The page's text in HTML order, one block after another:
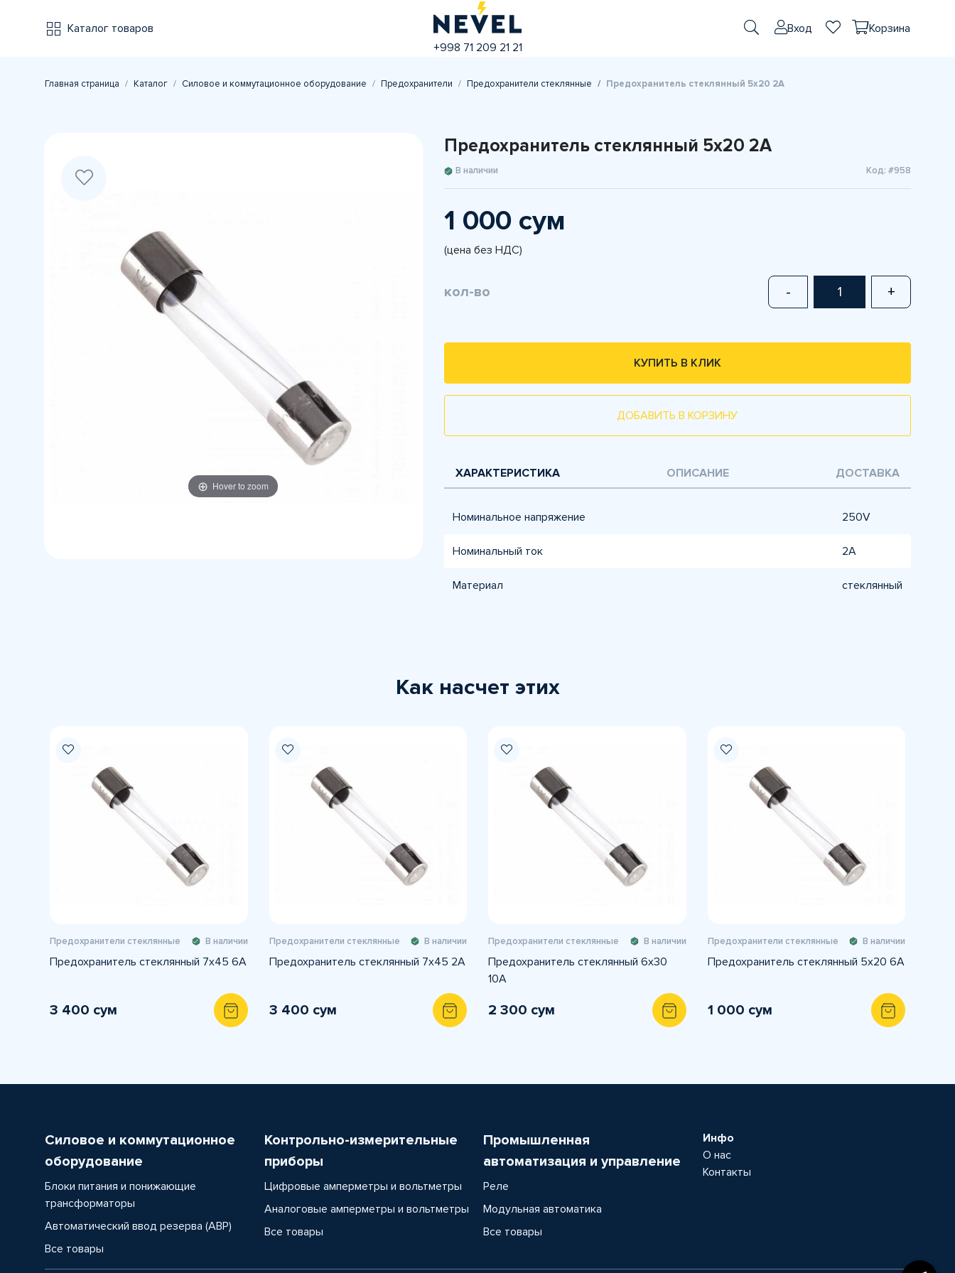
Каталог товаров
+998 71 209 21 21
Вход Корзина
Главная страница Каталог Силовое и коммутационное оборудование Предохранители Предохранители стеклянные Предохранитель стеклянный 5х20 2A
Hover to zoom
Предохранитель стеклянный 5х20 2A
В наличии Код: #958
1 000 сум
(цена без НДС)
кол-во - +
КУПИТЬ В КЛИК
ДОБАВИТЬ В КОРЗИНУ
ХАРАКТЕРИСТИКА ОПИСАНИЕ ДОСТАВКА
Номинальное напряжение 250V
Номинальный ток 2A
Материал стеклянный
Как насчет этих
Предохранители стеклянные В наличии
Предохранитель стеклянный 7х45 6A
3 400 сум
Предохранители стеклянные В наличии
Предохранитель стеклянный 7х45 2A
3 400 сум
Предохранители стеклянные В наличии
Предохранитель стеклянный 6х30
10A
2 300 сум
Предохранители стеклянные В наличии
Предохранитель стеклянный 5х20 6A
1 000 сум
Силовое и коммутационное
оборудование
Блоки питания и понижающие
трансформаторы
Автоматический ввод резерва (АВР)
Все товары
Контрольно-измерительные
приборы
Цифровые амперметры и вольтметры
Аналоговые амперметры и вольтметры
Все товары
Промышленная
автоматизация и управление
Реле
Модульная автоматика
Все товары
Инфо
О нас
Контакты